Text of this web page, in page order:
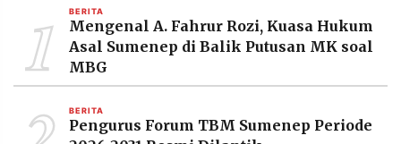
1 BERITA
Mengenal A. Fahrur Rozi, Kuasa Hukum
Asal Sumenep di Balik Putusan MK soal
MBG
BERITA
Pengurus Forum TBM Sumenep Periode